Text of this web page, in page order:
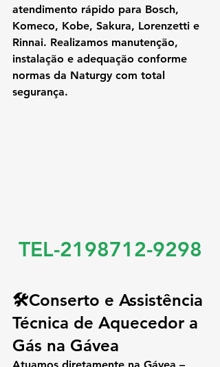
atendimento rápido para Bosch,
Komeco, Kobe, Sakura, Lorenzetti e
Rinnai. Realizamos manutenção,
instalação e adequação conforme
normas da Naturgy com total
segurança.
TEL-2198712-9298
🛠️Conserto e Assistência
Técnica de Aquecedor a
Gás na Gávea